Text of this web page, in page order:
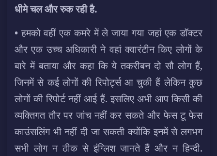
धीमे चल और रुक रही है.
• हमको वहीं एक कमरे में ले जाया गया जहां एक डॉक्टर
और एक उच्च अधिकारी ने वहां क्वारंटीन किए लोगों के
बारे में बताया और कहा कि ये तकरीबन दो सौ लोग हैं,
जिनमें से कई लोगों की रिपोर्ट्स आ चुकी हैं लेकिन कुछ
लोगों की रिपोर्ट नहीं आई हैं. इसलिए अभी आप किसी की
व्यक्तिगत तौर पर जांच नहीं कर सकते और फेस टू फेस
काउंसलिंग भी नहीं दी जा सकती क्योंकि इनमें से लगभग
सभी लोग न ठीक से इंग्लिश जानते हैं और न हिन्दी.